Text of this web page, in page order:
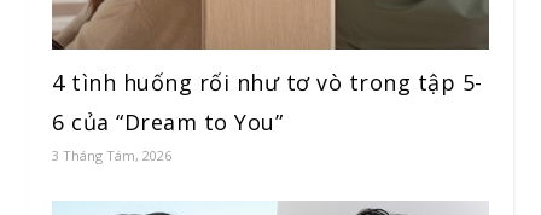
4 tình huống rối như tơ vò trong tập 5-
6 của “Dream to You”
3 Tháng Tám, 2026